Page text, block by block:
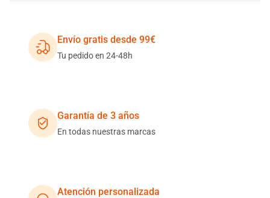
Envío gratis desde 99€
Tu pedido en 24-48h
Garantía de 3 años
En todas nuestras marcas
Atención personalizada